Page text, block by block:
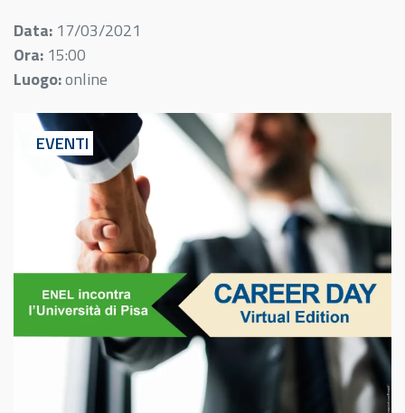
Data: 17/03/2021
Ora: 15:00
Luogo:online
EVENTI